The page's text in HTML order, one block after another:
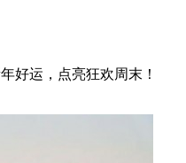
好运，点亮狂欢周末！